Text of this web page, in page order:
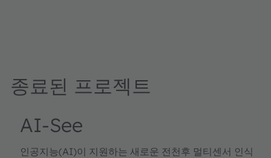
종료된 프로젝트
AI-See
인공지능(AI)이 지원하는 새로운 전천후 멀티센서 인식